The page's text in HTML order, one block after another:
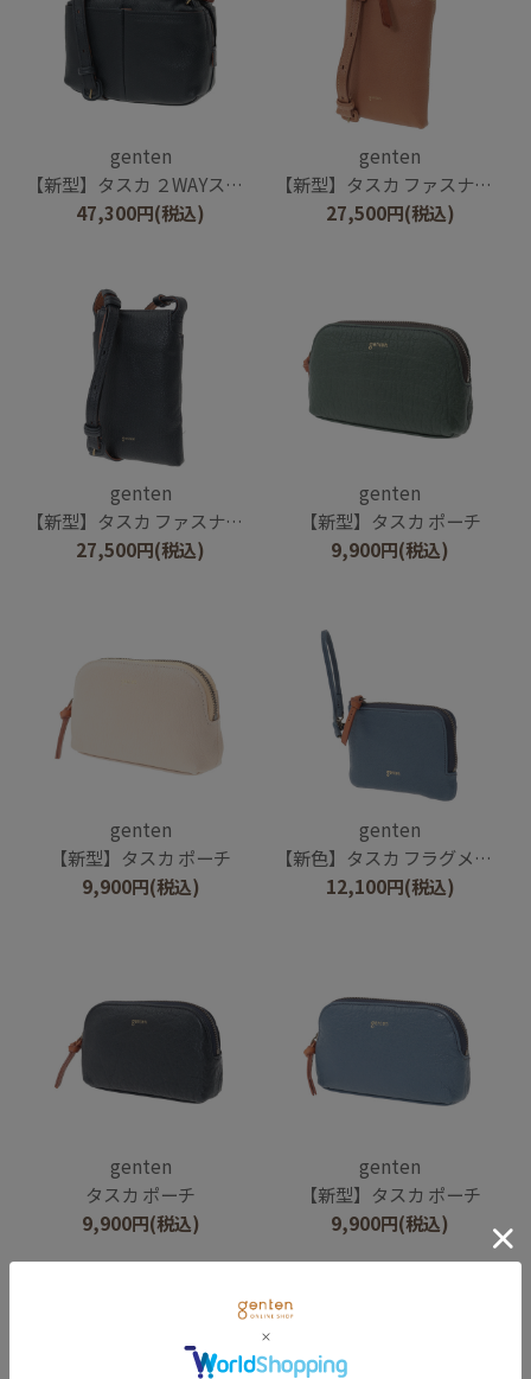
genten
【新型】タスカ ２WAYスモールショルダーバッグ
47,300円(税込)
genten
【新型】タスカ ファスナー付きスマホショルダー
27,500円(税込)
genten
【新型】タスカ ファスナー付きスマホショルダー
27,500円(税込)
genten
【新型】タスカ ポーチ
9,900円(税込)
genten
【新型】タスカ ポーチ
9,900円(税込)
genten
【新色】タスカ フラグメントケース
12,100円(税込)
genten
タスカ ポーチ
9,900円(税込)
genten
【新型】タスカ ポーチ
9,900円(税込)